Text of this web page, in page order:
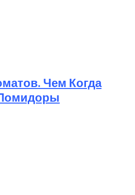
Чем Когда